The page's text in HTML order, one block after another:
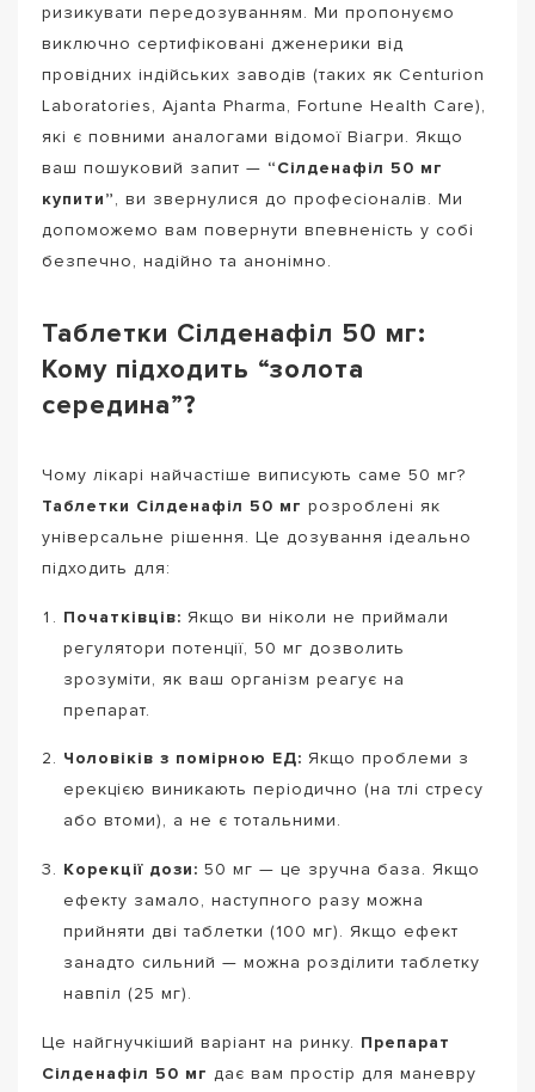
ризикувати передозуванням. Ми пропонуємо
виключно сертифіковані дженерики від
провідних індійських заводів (таких як Centurion
Laboratories, Ajanta Pharma, Fortune Health Care),
які є повними аналогами відомої Віагри. Якщо
ваш пошуковий запит — “Сілденафіл 50 мг
купити”, ви звернулися до професіоналів. Ми
допоможемо вам повернути впевненість у собі
безпечно, надійно та анонімно.
Таблетки Сілденафіл 50 мг:
Кому підходить “золота
середина”?
Чому лікарі найчастіше виписують саме 50 мг?
Таблетки Сілденафіл 50 мг розроблені як
універсальне рішення. Це дозування ідеально
підходить для:
Початківців: Якщо ви ніколи не приймали
регулятори потенції, 50 мг дозволить
зрозуміти, як ваш організм реагує на
препарат.
Чоловіків з помірною ЕД: Якщо проблеми з
ерекцією виникають періодично (на тлі стресу
або втоми), а не є тотальними.
Корекції дози: 50 мг — це зручна база. Якщо
ефекту замало, наступного разу можна
прийняти дві таблетки (100 мг). Якщо ефект
занадто сильний — можна розділити таблетку
навпіл (25 мг).
Це найгнучкіший варіант на ринку. Препарат
Сілденафіл 50 мг дає вам простір для маневру